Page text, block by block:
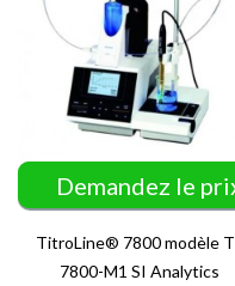
Demandez le
TitroLine® 7800 modèle
7800-M1 SI Analytics